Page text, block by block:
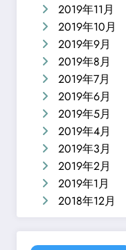
2019年11月
2019年10月
2019年9月
2019年8月
2019年7月
2019年6月
2019年5月
2019年4月
2019年3月
2019年2月
2019年1月
2018年12月